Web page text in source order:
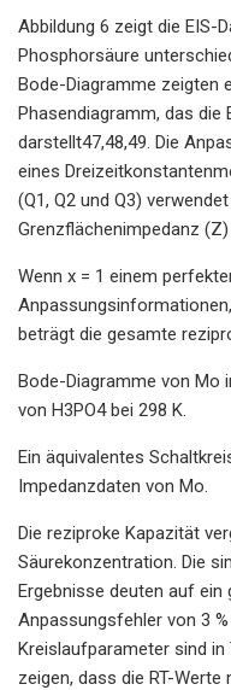
Abbildung 6 zeigt die EIS-
Phosphorsäure
Bode-Diagramme zeigten
Phasendiagramm, das
darstellt47,48,49. Die
eines
(Q1, Q2 und Q3)
Grenzflächenimpedanz
Wenn x = 1 einem
beträgt die gesamte
Bode-Diagramme von Mo
von H3PO4 bei 298 K.
Ein äquivalentes
Impedanzdaten von Mo.
Die reziproke Kapazität
Säurekonzentration. Die
Ergebnisse deuten auf
Anpassungsfehler von 3
Kreislaufparameter sind in
zeigen, dass die RT-